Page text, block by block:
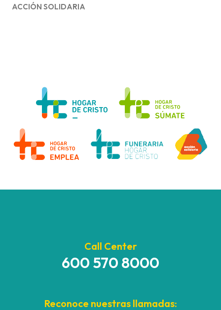
ACCIÓN SOLIDARIA
Call Center
600 570 8000
Reconoce nuestras llamadas: